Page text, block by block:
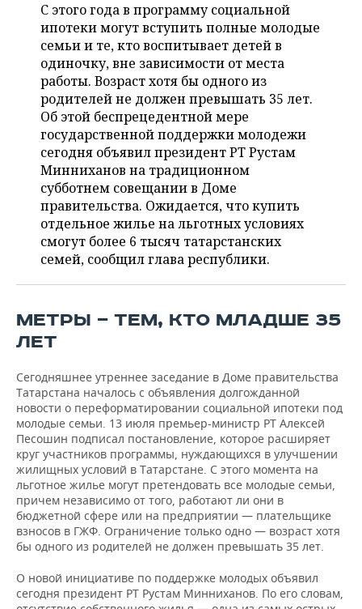
ВОЛЕЙБОЛ
КИБЕРСПОРТ
ФИГУРНОЕ КАТАНИЕ
ВОДНЫЕ ВИДЫ СПОРТА
ХОККЕЙ С МЯЧОМ
ИСТОРИЯ
КУЛЬТУРА
МЕДИЦИНА
ОБРАЗОВАНИЕ
ПРОИСШЕСТВИЯ
СПИСОК ПЕРСОН
СПИСОК КОМПАНИЙ
ПОЛНАЯ ВЕРСИЯ
С этого года в программу социальной
ипотеки могут вступить полные молодые
семьи и те, кто воспитывает детей в
одиночку, вне зависимости от места
работы. Возраст хотя бы одного из
родителей не должен превышать 35 лет.
Об этой беспрецедентной мере
государственной поддержки молодежи
сегодня объявил президент РТ Рустам
Минниханов на традиционном
субботнем совещании в Доме
правительства. Ожидается, что купить
отдельное жилье на льготных условиях
смогут более 6 тысяч татарстанских
семей, сообщил глава республики.
МЕТРЫ — ТЕМ, КТО МЛАДШЕ 35
ЛЕТ
Сегодняшнее утреннее заседание в Доме правительства
Татарстана началось с объявления долгожданной
новости о переформатировании социальной ипотеки под
молодые семьи. 13 июля премьер-министр РТ Алексей
Песошин подписал постановление, которое расширяет
круг участников программы, нуждающихся в улучшении
жилищных условий в Татарстане. С этого момента на
льготное жилье могут претендовать все молодые семьи,
причем независимо от того, работают ли они в
бюджетной сфере или на предприятии — плательщике
взносов в ГЖФ. Ограничение только одно — возраст хотя
бы одного из родителей не должен превышать 35 лет.
О новой инициативе по поддержке молодых объявил
сегодня президент РТ Рустам Минниханов. По его словам,